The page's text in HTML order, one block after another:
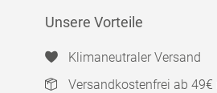
Unsere Vorteile
Klimaneutraler Versand
Versandkostenfrei ab